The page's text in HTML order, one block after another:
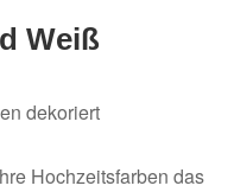
Weiß
Hochzeitsfarben das